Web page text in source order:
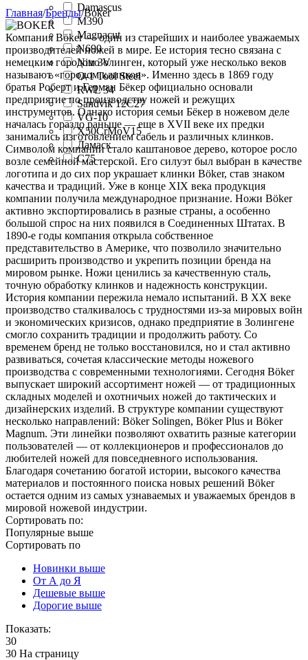
Damascus
M390
Magnacut
N690
Nitro V
O-1 Tool Steel
RWL 34
Sandvik 12C27
VG-10
X50CrMoV15
Дамаск
С75
Главная/Бренды/Boker
КомпанияBöker— один из старейших и наиболее уважаемых
производителей ножей в мире. Ее история тесно связана с
немецким городомЗолинген, который уже несколько веков
называют «городом клинков». Именно здесь в 1869 году
братья Роберт и Герман Бёкер официально основали
предприятие по производству ножей и режущих
инструментов. Однако история семьи Бёкер в ножевом деле
началась гораздо раньше — еще в XVII веке их предки
занимались изготовлением сабель и различных клинков.
Символом компании стало каштановое дерево, которое росло
возле семейной мастерской. Его силуэт был выбран в качестве
логотипа и до сих пор украшает клинки Böker, став знаком
качества и традиций. Уже в конце XIX века продукция
компании получила международное признание. Ножи Böker
активно экспортировались в разные страны, а особенно
большой спрос на них появился в Соединенных Штатах. В
1890-е годы компания открыла собственное
представительство в Америке, что позволило значительно
расширить производство и укрепить позиции бренда на
мировом рынке. Ножи ценились за качественную сталь,
точную обработку клинков и надежность конструкции.
История компании пережила немало испытаний. В XX веке
производство сталкивалось с трудностями из-за мировых войн
и экономических кризисов, однако предприятие в Золингене
смогло сохранить традиции и продолжить работу. Со
временем бренд не только восстановился, но и стал активно
развиваться, сочетая классические методы ножевого
производства с современными технологиями. Сегодня Böker
выпускает широкий ассортимент ножей — от традиционных
складных моделей и охотничьих ножей до тактических и
дизайнерских изделий. В структуре компании существуют
несколько направлений: Böker Solingen, Böker Plus и Böker
Magnum. Эти линейки позволяют охватить разные категории
пользователей — от коллекционеров и профессионалов до
любителей ножей для повседневного использования.
Благодаря сочетанию богатой истории, высокого качества
материалов и постоянного поиска новых решений Böker
остается одним из самых узнаваемых и уважаемых брендов в
мировой ножевой индустрии.
Сортировать по:
Популярные выше
Сортировать по
Новинки выше
От А до Я
Дешевые выше
Дорогие выше
Показать:
30
30 На страницу